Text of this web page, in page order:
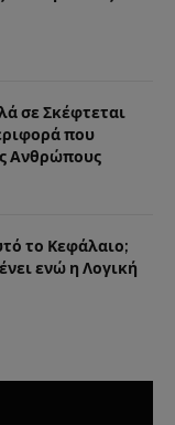
σε Σκέφτεται
που
Ανθρώπους
το Κεφάλαιο;
ενώ η Λογική